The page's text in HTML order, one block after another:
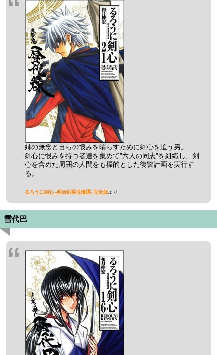
姉の無念と自らの恨みを晴らすために剣心を追う男。
剣心に恨みを持つ者達を集めて”六人の同志”を組織し、剣
心を含めた周囲の人間をも標的とした復讐計画を実行す
る。
るろうに剣心 -明治剣客浪漫譚- 完全版より
雪代巴